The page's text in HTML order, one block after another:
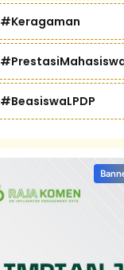
#Keragaman
#BeasiswaLPDP